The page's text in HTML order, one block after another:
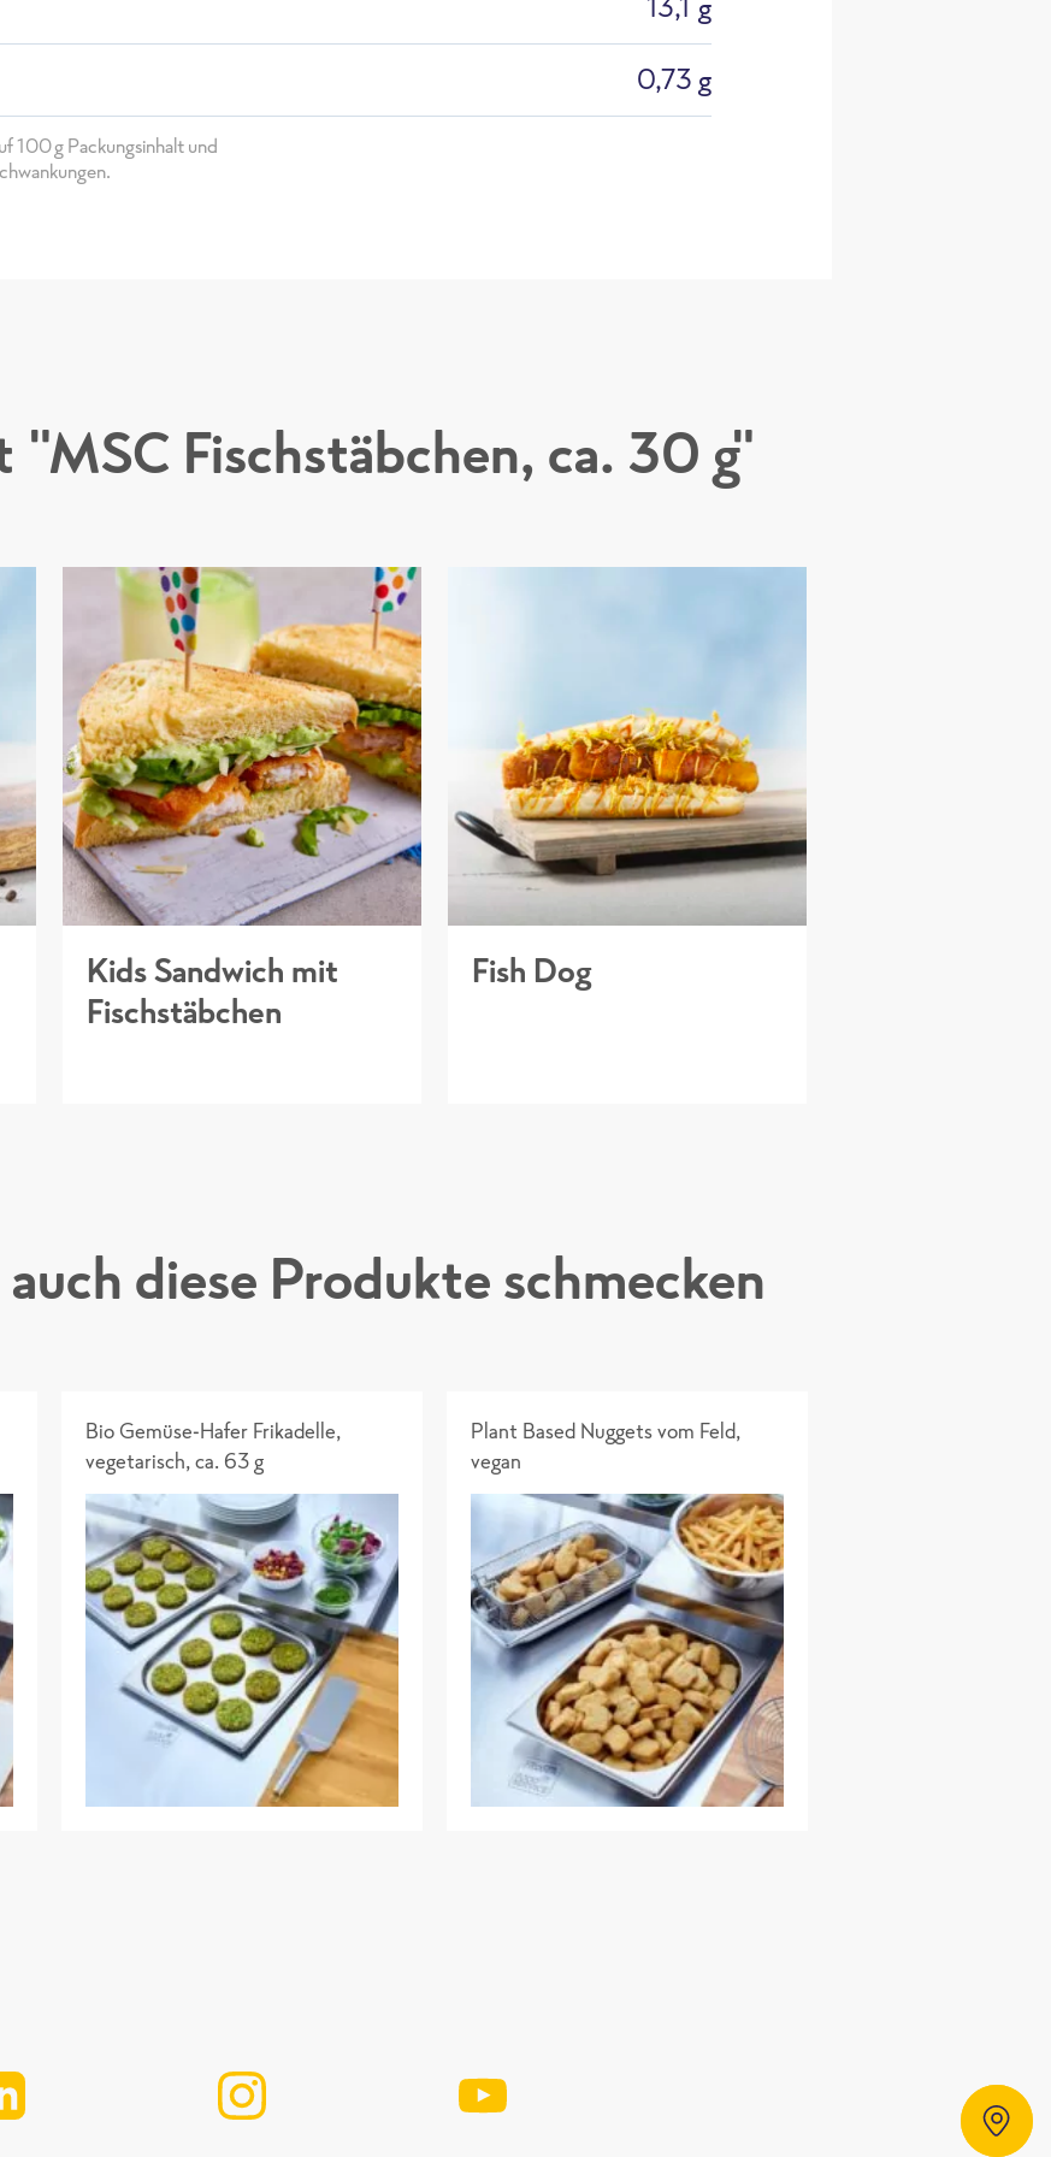
0,73 g
100g Packungsinhalt und
"MSC Fischstäbchen, ca. 30 g"
Kids Sandwich mit
Fischstäbchen
Fish Dog
diese Produkte schmecken
Bio Gemüse-Hafer Frikadelle,
vegetarisch, ca. 63 g
Plant Based Nuggets vom Feld,
vegan
Händlersuche